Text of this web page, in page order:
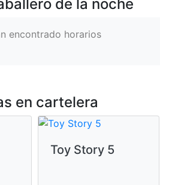
de la noche
encontrado horarios
en cartelera
Toy Story 5